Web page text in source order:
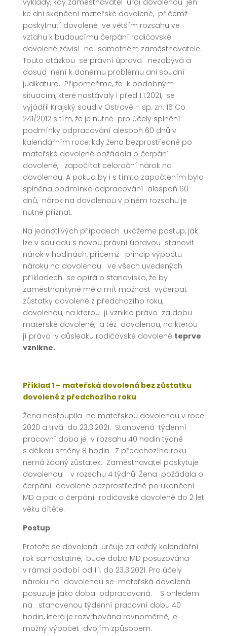
výklady, kdy zaměstnavatel určí dovolenou jen
ke dni skončení mateřské dovolené, přičemž
poskytnutí dovolené ve větším rozsahu ve
vztahu k budoucímu čerpání rodičovské
dovolené závisí na samotném zaměstnavatele.
Touto otázkou se právní úprava nezabývá a
dosud není k danému problému ani soudní
judikatura. Připomeňme, že k obdobným
situacím, které nastávaly i před 1.1.2021, se
vyjádřil Krajský soud v Ostravě – sp. zn. 16 Co
241/2012 s tím, že je nutné pro účely splnění
podmínky odpracování alespoň 60 dnů v
kalendářním roce, kdy žena bezprostředně po
mateřské dovolené požádala o čerpání
dovolené, započítat celoroční nárok na
dovolenou. A pokud by i s tímto započtením byla
splněna podmínka odpracování alespoň 60
dnů, nárok na dovolenou v plném rozsahu je
nutné přiznat.
Na jednotlivých případech ukážeme postup, jak
lze v souladu s novou právní úpravou stanovit
nárok v hodinách, přičemž princip výpočtu
nároku na dovolenou ve všech uvedených
příkladech se opírá o stanovisko, že by
zaměstnankyně měla mít možnost vyčerpat
zůstatky dovolené z předchozího roku,
dovolenou, na kterou jí vzniklo právo za dobu
mateřské dovolené, a též dovolenou, na kterou
jí právo v důsledku rodičovské dovolené teprve
vznikne.
Příklad 1 – mateřská dovolená bez zůstatku
dovolené z předchozího roku
Žena nastoupila na mateřskou dovolenou v roce
2020 a trvá do 23.3.2021. Stanovená týdenní
pracovní doba je v rozsahu 40 hodin týdně
s délkou směny 8 hodin. Z předchozího roku
nemá žádný zůstatek. Zaměstnavatel poskytuje
dovolenou v rozsahu 4 týdnů. Žena požádala o
čerpání dovolené bezprostředně po ukončení
MD a pak o čerpání rodičovské dovolené do 2 let
věku dítěte.
Postup
Protože se dovolená určuje za každý kalendářní
rok samostatně, bude doba MD posuzována
v rámci období od 1.1. do 23.3.2021. Pro účely
nároku na dovolenou se mateřská dovolená
posuzuje jako doba odpracovaná. S ohledem
na stanovenou týdenní pracovní dobu 40
hodin, která je rozvrhována rovnoměrně, je
možný výpočet dvojím způsobem.